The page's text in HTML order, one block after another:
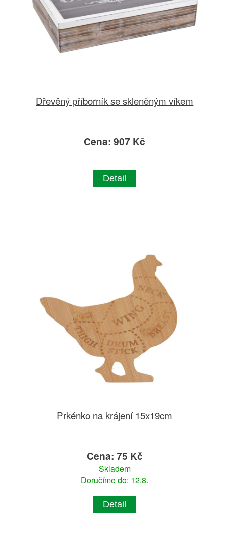
Dřevěný příborník se skleněným víkem
Cena: 907 Kč
Detail
Prkénko na krájení 15x19cm
Cena: 75 Kč
Skladem
Doručíme do: 12.8.
Detail